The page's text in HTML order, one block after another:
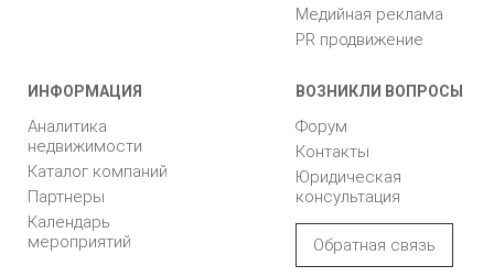
Медийная реклама
PR продвижение
ИНФОРМАЦИЯ
Аналитика
недвижимости
Каталог компаний
Партнеры
Календарь
мероприятий
ВОЗНИКЛИ ВОПРОСЫ
Форум
Контакты
Юридическая
консультация
Обратная связь